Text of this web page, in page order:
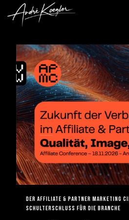
Der Affiliate & Partner Marketing
Schulterschluss für die Branche